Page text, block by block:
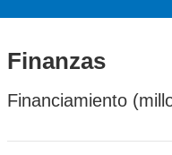
Finanzas
Financiamiento